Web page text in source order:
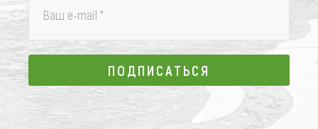
Ваш e-mail *
ПОДПИСАТЬСЯ
ПОДПИСАТЬСЯ